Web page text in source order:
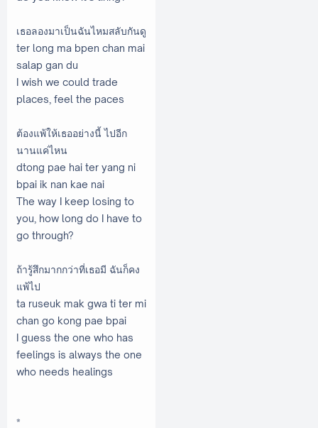
เธอลองมาเป็นฉันไหมสลับกันดู
ter long ma bpen chan mai
salap gan du
I wish we could trade
places, feel the paces
ต้องแพ้ให้เธออย่างนี้ ไปอีก
นานแค่ไหน
dtong pae hai ter yang ni
bpai ik nan kae nai
The way I keep losing to
you, how long do I have to
go through?
ถ้ารู้สึกมากกว่าที่เธอมี ฉันก็คง
แพ้ไป
ta ruseuk mak gwa ti ter mi
chan go kong pae bpai
I guess the one who has
feelings is always the one
who needs healings
*